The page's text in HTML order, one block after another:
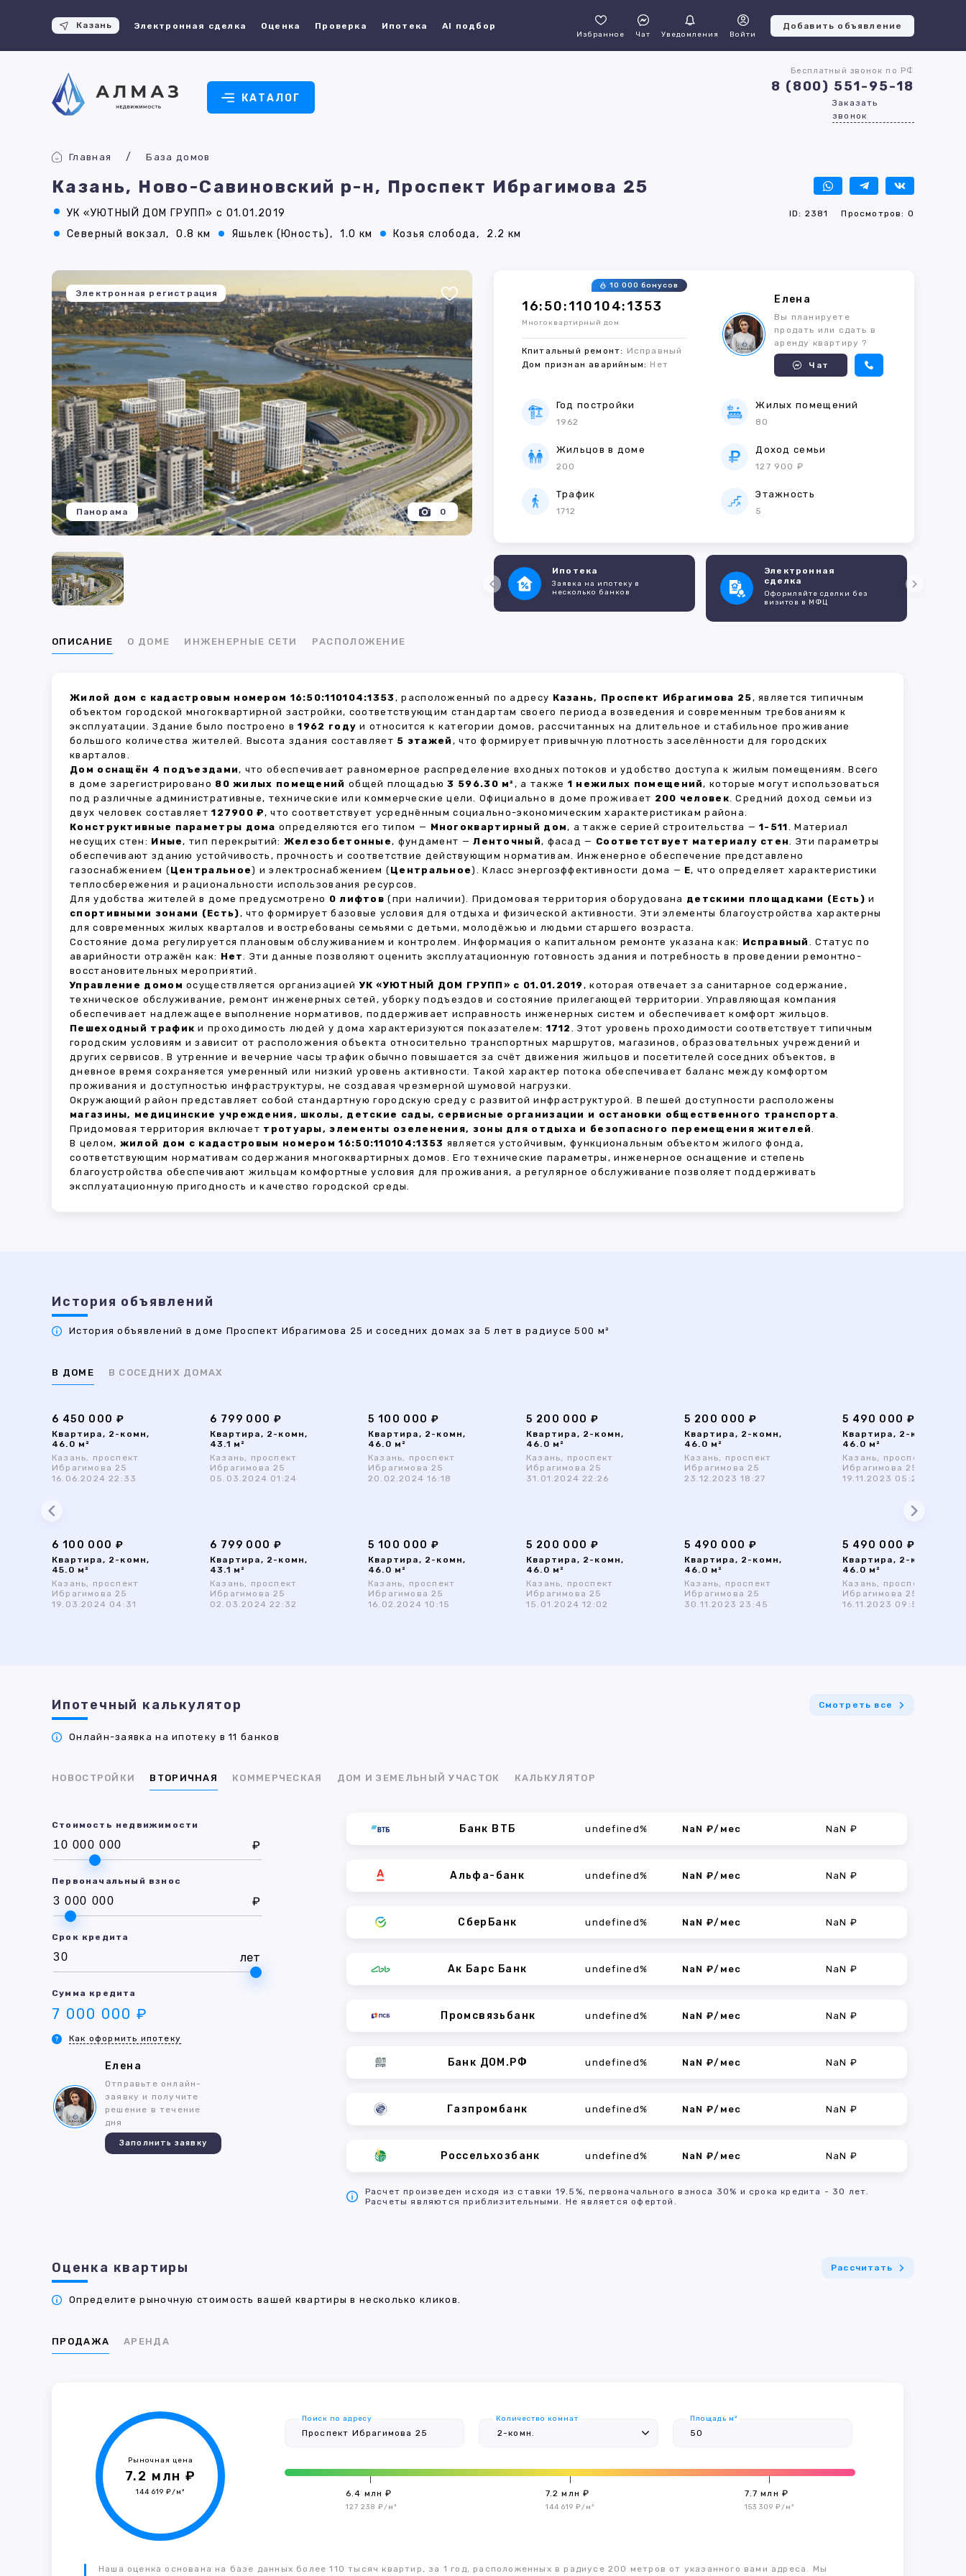
Казань Электронная сделка Оценка Проверка Ипотека AI подбор
Избранное Чат Уведомления Войти
Добавить объявление
КАТАЛОГ
Бесплатный звонок по РФ
8 (800) 551-95-18
Заказать
звонок
Главная База домов
Казань, Ново-Савиновский р-н, Проспект Ибрагимова 25
УК «УЮТНЫЙ ДОМ ГРУПП» с 01.01.2019 ID: 2381 Просмотров: 0
Северный вокзал, 0.8 км Яшьлек (Юность), 1.0 км Козья слобода, 2.2 км
Электронная регистрация
0
Панорама
16:50:110104:1353
10 000 бонусов
Многоквартирный дом
Кпитальный ремонт: Исправный
Дом признан аварийным: Нет
Елена
Вы планируете
продать или сдать в
аренду квартиру ?
Чат
Год постройки
1962
Жилых помещений
80
Жильцов в доме
200
Доход семьи
127 900 ₽
Трафик
1712
Этажность
5
Ипотека
Заявка на ипотеку в
несколько банков
Электронная
сделка
Оформляйте сделки без
визитов в МФЦ
ОПИСАНИЕ О ДОМЕ ИНЖЕНЕРНЫЕ СЕТИ РАСПОЛОЖЕНИЕ
Жилой дом с кадастровым номером 16:50:110104:1353 , расположенный по адресу Казань, Проспект Ибрагимова 25, является типичным
объектом городской многоквартирной застройки, соответствующим стандартам своего периода возведения и современным требованиям к
эксплуатации. Здание было построено в1962 году и относится к категории домов, рассчитанных на длительное и стабильное проживание
большого количества жителей. Высота здания составляет 5 этажей , что формирует привычную плотность заселённости для городских
кварталов.
Дом оснащён 4 подъездами, что обеспечивает равномерное распределение входных потоков и удобство доступа к жилым помещениям. Всего
в доме зарегистрировано 80 жилых помещений общей площадью3 596.30 м² , а также 1 нежилых помещений, которые могут использоваться
под различные административные, технические или коммерческие цели. Официально в доме проживает 200 человек. Средний доход семьи из
двух человек составляет127900 ₽, что соответствует усреднённым социально-экономическим характеристикам района.
Конструктивные параметры дома определяются его типом — Многоквартирный дом, а также серией строительства —1-511. Материал
несущих стен: Иные, тип перекрытий: Железобетонные, фундамент —Ленточный, фасад — Соответствует материалу стен. Эти параметры
обеспечивают зданию устойчивость, прочность и соответствие действующим нормативам. Инженерное обеспечение представлено
газоснабжением (Центральное) и электроснабжением (Центральное). Класс энергоэффективности дома — E, что определяет характеристики
теплосбережения и рациональности использования ресурсов.
Для удобства жителей в доме предусмотрено 0 лифтов (при наличии). Придомовая территория оборудована детскими площадками (Есть) и
спортивными зонами (Есть), что формирует базовые условия для отдыха и физической активности. Эти элементы благоустройства характерны
для современных жилых кварталов и востребованы семьями с детьми, молодёжью и людьми старшего возраста.
Состояние дома регулируется плановым обслуживанием и контролем. Информация о капитальном ремонте указана как: Исправный . Статус по
аварийности отражён как: Нет. Эти данные позволяют оценить эксплуатационную готовность здания и потребность в проведении ремонтно-
восстановительных мероприятий.
Управление домом осуществляется организациейУК «УЮТНЫЙ ДОМ ГРУПП» с 01.01.2019, которая отвечает за санитарное содержание,
техническое обслуживание, ремонт инженерных сетей, уборку подъездов и состояние прилегающей территории. Управляющая компания
обеспечивает надлежащее выполнение нормативов, поддерживает исправность инженерных систем и обеспечивает комфорт жильцов.
Пешеходный трафик и проходимость людей у дома характеризуются показателем: 1712 . Этот уровень проходимости соответствует типичным
городским условиям и зависит от расположения объекта относительно транспортных маршрутов, магазинов, образовательных учреждений и
других сервисов. В утренние и вечерние часы трафик обычно повышается за счёт движения жильцов и посетителей соседних объектов, в
дневное время сохраняется умеренный или низкий уровень активности. Такой характер потока обеспечивает баланс между комфортом
проживания и доступностью инфраструктуры, не создавая чрезмерной шумовой нагрузки.
Окружающий район представляет собой стандартную городскую среду с развитой инфраструктурой. В пешей доступности расположены
магазины, медицинские учреждения, школы, детские сады, сервисные организации и остановки общественного транспорта.
Придомовая территория включает тротуары, элементы озеленения, зоны для отдыха и безопасного перемещения жителей.
В целом, жилой дом с кадастровым номером 16:50:110104:1353 является устойчивым, функциональным объектом жилого фонда,
соответствующим нормативам содержания многоквартирных домов. Его технические параметры, инженерное оснащение и степень
благоустройства обеспечивают жильцам комфортные условия для проживания, а регулярное обслуживание позволяет поддерживать
эксплуатационную пригодность и качество городской среды.
История объявлений
История объявлений в доме Проспект Ибрагимова 25 и соседних домах за 5 лет в радиусе 500 м²
В ДОМЕ В СОСЕДНИХ ДОМАХ
6 450 000 ₽
Квартира, 2-комн,
46.0 м²
Казань, проспект
Ибрагимова 25
16.06.2024 22:33
6 799 000 ₽
Квартира, 2-комн,
43.1 м²
Казань, проспект
Ибрагимова 25
05.03.2024 01:24
5 100 000 ₽
Квартира, 2-комн,
46.0 м²
Казань, проспект
Ибрагимова 25
20.02.2024 16:18
5 200 000 ₽
Квартира, 2-комн,
46.0 м²
Казань, проспект
Ибрагимова 25
31.01.2024 22:26
5 200 000 ₽
Квартира, 2-комн,
46.0 м²
Казань, проспект
Ибрагимова 25
23.12.2023 18:27
5 490 000 ₽
Квартира, 2-комн,
46.0 м²
Казань, проспект
Ибрагимова 25
19.11.2023 05:26
6 100 000 ₽
Квартира, 2-комн,
45.0 м²
Казань, проспект
Ибрагимова 25
19.03.2024 04:31
6 799 000 ₽
Квартира, 2-комн,
43.1 м²
Казань, проспект
Ибрагимова 25
02.03.2024 22:32
5 100 000 ₽
Квартира, 2-комн,
46.0 м²
Казань, проспект
Ибрагимова 25
16.02.2024 10:15
5 200 000 ₽
Квартира, 2-комн,
46.0 м²
Казань, проспект
Ибрагимова 25
15.01.2024 12:02
5 490 000 ₽
Квартира, 2-комн,
46.0 м²
Казань, проспект
Ибрагимова 25
30.11.2023 23:45
5 490 000 ₽
Квартира, 2-комн,
46.0 м²
Казань, проспект
Ибрагимова 25
16.11.2023 09:57
Ипотечный калькулятор Смотреть все
Онлайн-заявка на ипотеку в 11 банков
НОВОСТРОЙКИ ВТОРИЧНАЯ КОММЕРЧЕСКАЯ ДОМ И ЗЕМЕЛЬНЫЙ УЧАСТОК КАЛЬКУЛЯТОР
Стоимость недвижимости
₽
Первоначальный взнос
₽
Срок кредита
лет
Сумма кредита
7 000 000 ₽
Как оформить ипотеку
Елена
Отправьте онлайн-
заявку и получите
решение в течение
дня
Заполнить заявку
Банк ВТБ undefined% NaN ₽/мес NaN ₽
Альфа-банк undefined% NaN ₽/мес NaN ₽
СберБанк undefined% NaN ₽/мес NaN ₽
Ак Барс Банк undefined% NaN ₽/мес NaN ₽
Промсвязьбанк undefined% NaN ₽/мес NaN ₽
Банк ДОМ.РФ undefined% NaN ₽/мес NaN ₽
Газпромбанк undefined% NaN ₽/мес NaN ₽
Россельхозбанк undefined% NaN ₽/мес NaN ₽
Расчет произведен исходя из ставки 19.5%, первоначального взноса 30% и срока кредита - 30 лет.
Расчеты являются приблизительными. Не является офертой.
Оценка квартиры Рассчитать
Определите рыночную стоимость вашей квартиры в несколько кликов.
ПРОДАЖА АРЕНДА
Рыночная цена
7.2 млн ₽
144 619 ₽/м²
Поиск по адресу Количество комнат Площадь м²
6.4 млн ₽
127 238 ₽/м²
7.2 млн ₽
144 619 ₽/м²
7.7 млн ₽
153 309 ₽/м²
Наша оценка основана на базе данных более 110 тысяч квартир, за 1 год, расположенных в радиусе 200 метров от указанного вами адреса. Мы